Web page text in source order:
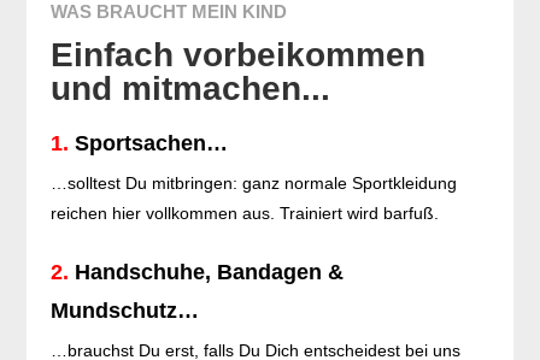
WAS BRAUCHT MEIN KIND
Einfach vorbeikommen
und mitmachen...
1. Sportsachen…
…solltest Du mitbringen: ganz normale Sportkleidung
reichen hier vollkommen aus. Trainiert wird barfuß.
2. Handschuhe, Bandagen &
Mundschutz…
…brauchst Du erst, falls Du Dich entscheidest bei uns